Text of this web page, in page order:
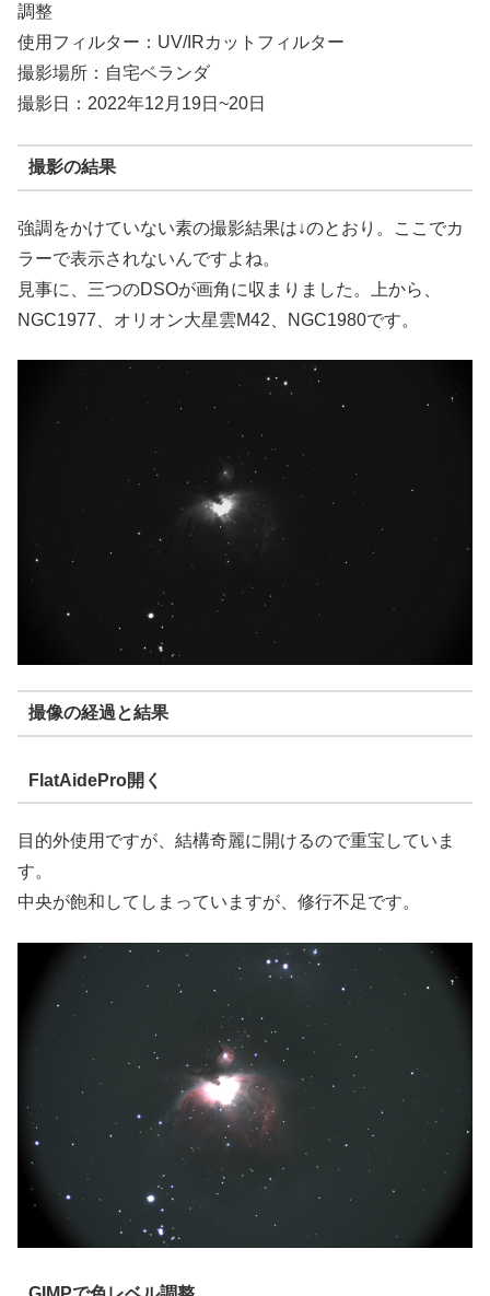
調整
使用フィルター：UV/IRカットフィルター
撮影場所：自宅ベランダ
撮影日：2022年12月19日~20日
撮影の結果
強調をかけていない素の撮影結果は↓のとおり。ここでカ
ラーで表示されないんですよね。
見事に、三つのDSOが画角に収まりました。上から、
NGC1977、オリオン大星雲M42、NGC1980です。
撮像の経過と結果
FlatAidePro開く
目的外使用ですが、結構奇麗に開けるので重宝していま
す。
中央が飽和してしまっていますが、修行不足です。